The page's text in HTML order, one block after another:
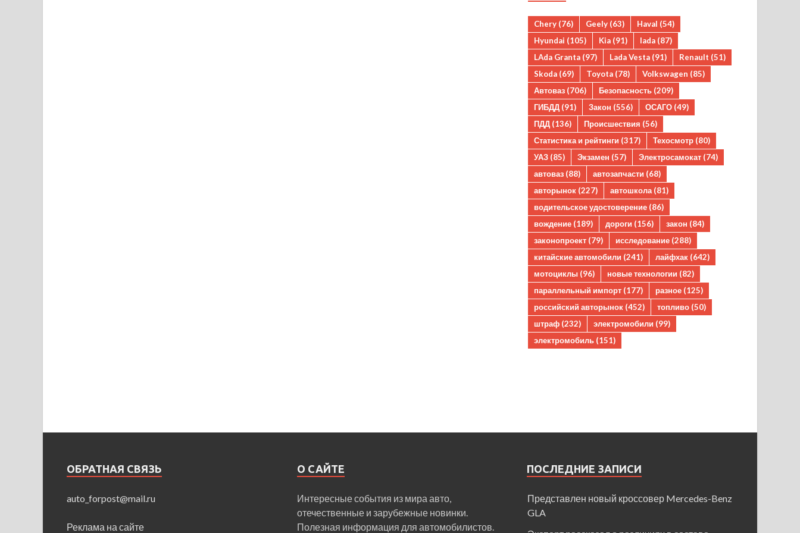
Chery (76) Geely (63) Haval (54)
Hyundai (105) Kia (91) lada (87)
LAda Granta (97) Lada Vesta (91) Renault (51)
Skoda (69) Toyota (78) Volkswagen (85)
Автоваз (706) Безопасность (209)
ГИБДД (91) Закон (556) ОСАГО (49)
ПДД (136) Происшествия (56)
Статистика и рейтинги (317) Техосмотр (80)
УАЗ (85) Экзамен (57) Электросамокат (74)
автоваз (88) автозапчасти (68)
авторынок (227) автошкола (81)
водительское удостоверение (86)
вождение (189) дороги (156) закон (84)
законопроект (79) исследование (288)
китайские автомобили (241) лайфхак (642)
мотоциклы (96) новые технологии (82)
параллельный импорт (177) разное (125)
российский авторынок (452) топливо (50)
штраф (232) электромобили (99)
электромобиль (151)
ОБРАТНАЯ СВЯЗЬ
auto_forpost@mail.ru
Реклама на сайте
О САЙТЕ
Интересные события из мира авто,
отечественные и зарубежные новинки.
Полезная информация для автомобилистов.
ПОСЛЕДНИЕ ЗАПИСИ
Представлен новый кроссовер Mercedes-Benz
GLA